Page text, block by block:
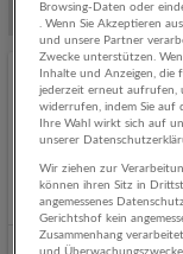
Weitere Jobs von
5120 St.
5120 St.
Browsing-Daten oder
. Wenn Sie Akzeptieren
und unsere Partner
Zwecke unterstützen.
Inhalte und Anzeigen, die
jederzeit erneut aufrufen,
widerrufen, indem Sie auf
Ihre Wahl wirkt sich auf
unserer
Wir ziehen zur
können ihren Sitz in
angemessenes
Gerichtshof kein
Zusammenhang